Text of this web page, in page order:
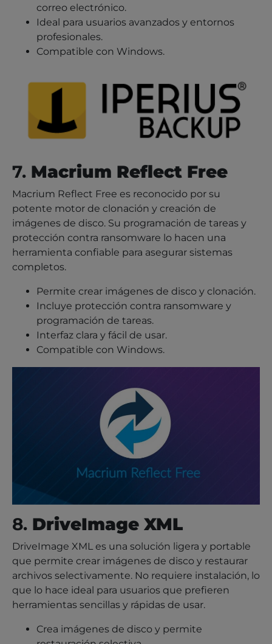
correo electrónico.
Ideal para usuarios avanzados y entornos
profesionales.
Compatible con Windows.
7. Macrium Reflect Free
Macrium Reflect Free es reconocido por su
potente motor de clonación y creación de
imágenes de disco. Su programación de tareas y
protección contra ransomware lo hacen una
herramienta confiable para asegurar sistemas
completos.
Permite crear imágenes de disco y clonación.
Incluye protección contra ransomware y
programación de tareas.
Interfaz clara y fácil de usar.
Compatible con Windows.
8. DriveImage XML
DriveImage XML es una solución ligera y portable
que permite crear imágenes de disco y restaurar
archivos selectivamente. No requiere instalación, lo
que lo hace ideal para usuarios que prefieren
herramientas sencillas y rápidas de usar.
Crea imágenes de disco y permite